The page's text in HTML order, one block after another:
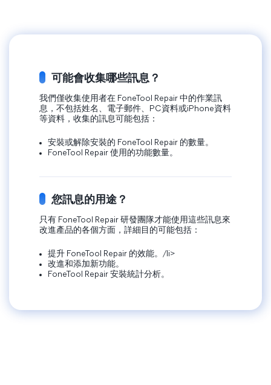
可能會收集哪些訊息？
我們僅收集使用者在 FoneTool Repair 中的作業訊
息，不包括姓名、電子郵件、PC資料或iPhone資料
等資料，收集的訊息可能包括：
安裝或解除安裝的 FoneTool Repair 的數量。
FoneTool Repair 使用的功能數量。
您訊息的用途？
只有 FoneTool Repair 研發團隊才能使用這些訊息來
改進產品的各個方面，詳細目的可能包括：
提升 FoneTool Repair 的效能。/li>
改進和添加新功能。
FoneTool Repair 安裝統計分析。